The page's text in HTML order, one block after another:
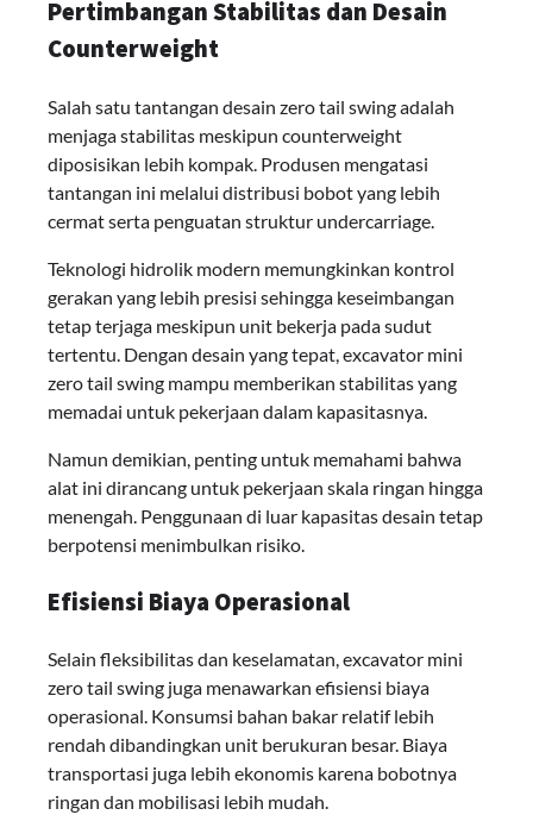
Pertimbangan Stabilitas dan Desain
Counterweight
Salah satu tantangan desain zero tail swing adalah
menjaga stabilitas meskipun counterweight
diposisikan lebih kompak. Produsen mengatasi
tantangan ini melalui distribusi bobot yang lebih
cermat serta penguatan struktur undercarriage.
Teknologi hidrolik modern memungkinkan kontrol
gerakan yang lebih presisi sehingga keseimbangan
tetap terjaga meskipun unit bekerja pada sudut
tertentu. Dengan desain yang tepat, excavator mini
zero tail swing mampu memberikan stabilitas yang
memadai untuk pekerjaan dalam kapasitasnya.
Namun demikian, penting untuk memahami bahwa
alat ini dirancang untuk pekerjaan skala ringan hingga
menengah. Penggunaan di luar kapasitas desain tetap
berpotensi menimbulkan risiko.
Efisiensi Biaya Operasional
Selain fleksibilitas dan keselamatan, excavator mini
zero tail swing juga menawarkan efisiensi biaya
operasional. Konsumsi bahan bakar relatif lebih
rendah dibandingkan unit berukuran besar. Biaya
transportasi juga lebih ekonomis karena bobotnya
ringan dan mobilisasi lebih mudah.